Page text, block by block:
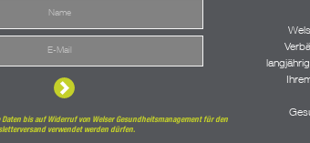
bis auf Widerruf von Welser Gesundheitsmanagement für den
verwendet werden dürfen.